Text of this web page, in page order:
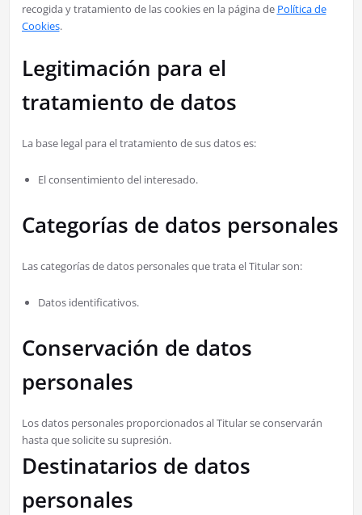
recogida y tratamiento de las cookies en la página de Política de
Cookies.
Legitimación para el
tratamiento de datos
La base legal para el tratamiento de sus datos es:
El consentimiento del interesado.
Categorías de datos personales
Las categorías de datos personales que trata el Titular son:
Datos identificativos.
Conservación de datos
personales
Los datos personales proporcionados al Titular se conservarán
hasta que solicite su supresión.
Destinatarios de datos
personales